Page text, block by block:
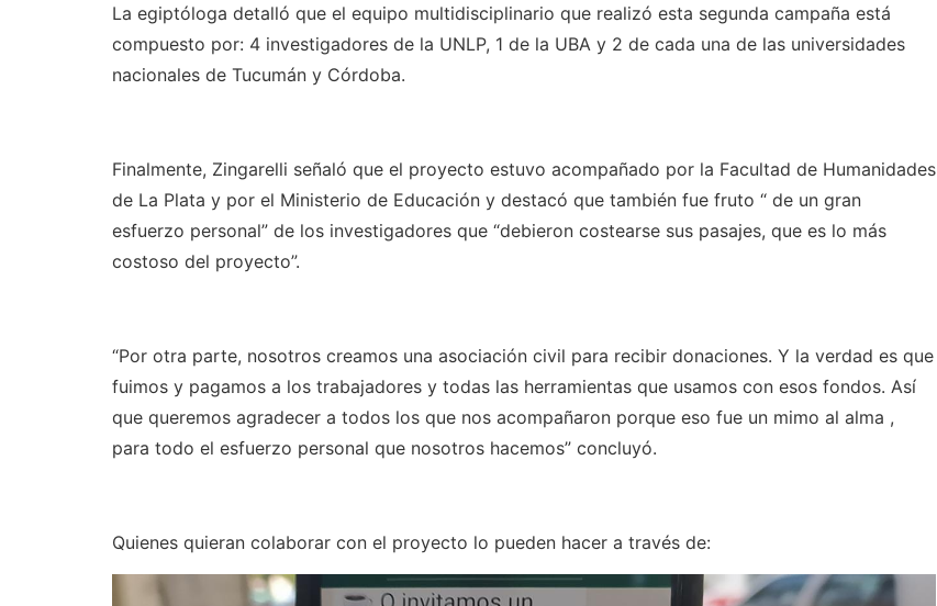
La egiptóloga detalló que el equipo multidisciplinario que realizó esta segunda campaña está
compuesto por: 4 investigadores de la UNLP, 1 de la UBA y 2 de cada una de las universidades
nacionales de Tucumán y Córdoba.
Finalmente, Zingarelli señaló que el proyecto estuvo acompañado por la Facultad de Humanidades
de La Plata y por el Ministerio de Educación y destacó que también fue fruto “ de un gran
esfuerzo personal” de los investigadores que “debieron costearse sus pasajes, que es lo más
costoso del proyecto”.
“Por otra parte, nosotros creamos una asociación civil para recibir donaciones. Y la verdad es que
fuimos y pagamos a los trabajadores y todas las herramientas que usamos con esos fondos. Así
que queremos agradecer a todos los que nos acompañaron porque eso fue un mimo al alma ,
para todo el esfuerzo personal que nosotros hacemos” concluyó.
Quienes quieran colaborar con el proyecto lo pueden hacer a través de: